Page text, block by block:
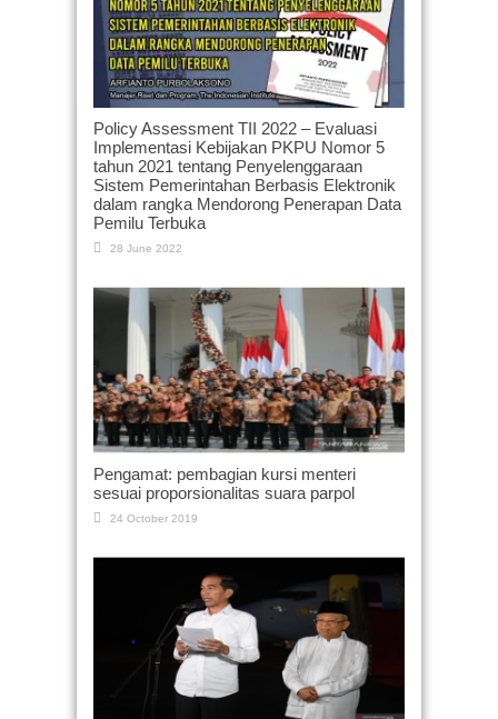
Policy Assessment TII 2022 – Evaluasi
Implementasi Kebijakan PKPU Nomor 5
tahun 2021 tentang Penyelenggaraan
Sistem Pemerintahan Berbasis Elektronik
dalam rangka Mendorong Penerapan Data
Pemilu Terbuka
28 June 2022
Pengamat: pembagian kursi menteri
sesuai proporsionalitas suara parpol
24 October 2019